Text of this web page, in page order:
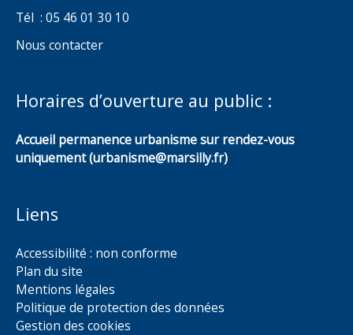
Tél : 05 46 01 30 10
Nous contacter
Horaires d’ouverture au public :
Accueil permanence urbanisme sur rendez-vous
uniquement (urbanisme@marsilly.fr)
Liens
Accessibilité : non conforme
Plan du site
Mentions légales
Politique de protection des données
Gestion des cookies